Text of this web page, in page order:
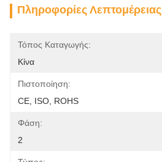
Πληροφορίες Λεπτομέρειας
Τόπος Καταγωγής:
Κίνα
Πιστοποίηση:
CE, ISO, ROHS
Φάση:
2